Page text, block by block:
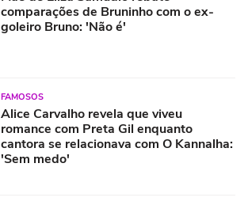
comparações de Bruninho com o ex-
goleiro Bruno: 'Não é'
FAMOSOS
Alice Carvalho revela que viveu
romance com Preta Gil enquanto
cantora se relacionava com O Kannalha:
'Sem medo'